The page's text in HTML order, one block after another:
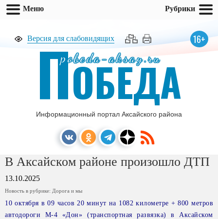
Версия для слабовидящих 16+
pobeda-aksay.ru
ПОБЕДА
Информационный портал Аксайского района
В Аксайском районе произошло ДТП
13.10.2025
Новость в рубрике: Дорога и мы
10 октября в 09 часов 20 минут на 1082 километре + 800 метров
автодороги М-4 «Дон» (транспортная развязка) в Аксайском
Меню Рубрики